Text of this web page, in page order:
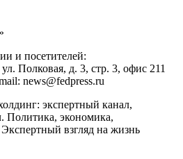
»
и посетителей:
ул. Полковая, д. 3, стр. 3, офис 211
news@fedpress.ru
экспертный канал,
Политика, экономика,
взгляд на жизнь